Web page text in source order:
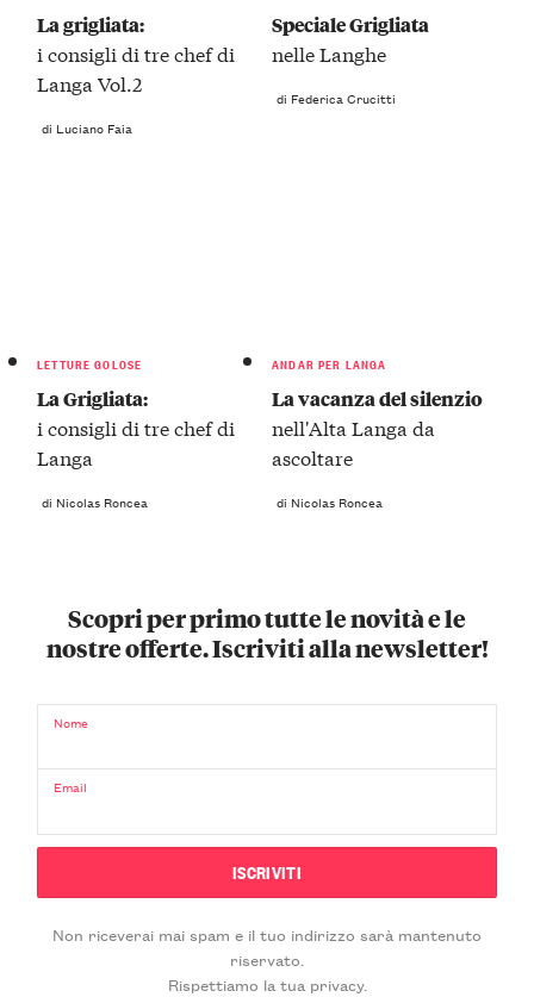
La grigliata:
i consigli di tre chef di
Langa Vol.2
di Luciano Faia
Speciale Grigliata
nelle Langhe
di Federica Crucitti
LETTURE GOLOSE
La Grigliata:
i consigli di tre chef di
Langa
di Nicolas Roncea
ANDAR PER LANGA
La vacanza del silenzio
nell'Alta Langa da
ascoltare
di Nicolas Roncea
Scopri per primo tutte le novità e le
nostre offerte. Iscriviti alla newsletter!
Nome
Email
Non riceverai mai spam e il tuo indirizzo sarà mantenuto
riservato.
Rispettiamo la tua privacy.